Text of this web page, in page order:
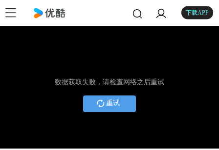
下载APP
数据获取失败，请检查网络之后重试
重试